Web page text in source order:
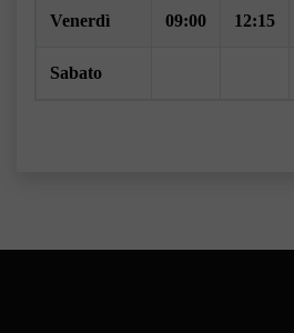
Venerdì 09:00 12:15
Sabato